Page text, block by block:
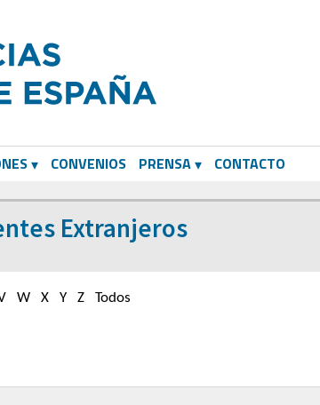
CONVENIOS PRENSA CONTACTO
Extranjeros
W X Y Z Todos